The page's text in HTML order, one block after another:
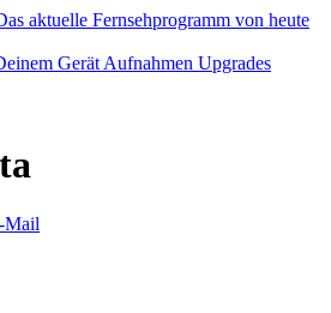
Gerät Aufnahmen Upgrades
Mail